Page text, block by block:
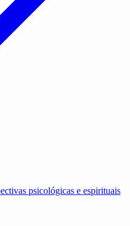
psicológicas e espirituais